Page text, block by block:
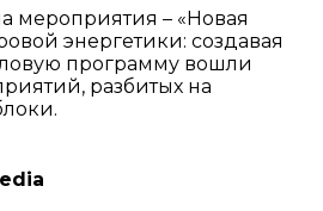
мероприятия – «Новая
энергетики: создавая
программу вошли
разбитых на